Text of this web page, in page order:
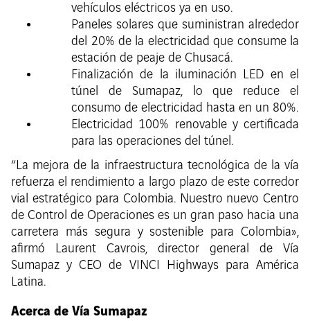
vehículos eléctricos ya en uso.
Paneles solares que suministran alrededor
del 20% de la electricidad que consume la
estación de peaje de Chusacá.
Finalización de la iluminación LED en el
túnel de Sumapaz, lo que reduce el
consumo de electricidad hasta en un 80%.
Electricidad 100% renovable y certificada
para las operaciones del túnel.
“La mejora de la infraestructura tecnológica de la vía
refuerza el rendimiento a largo plazo de este corredor
vial estratégico para Colombia. Nuestro nuevo Centro
de Control de Operaciones es un gran paso hacia una
carretera más segura y sostenible para Colombia»,
afirmó Laurent Cavrois, director general de Vía
Sumapaz y CEO de VINCI Highways para América
Latina.
Acerca de Vía Sumapaz